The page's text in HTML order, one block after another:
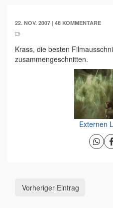
22. NOV. 2007 | 48 KOMMENTARE
Krass, die besten
zusammengeschnitten.
Externen
Vorheriger Eintrag